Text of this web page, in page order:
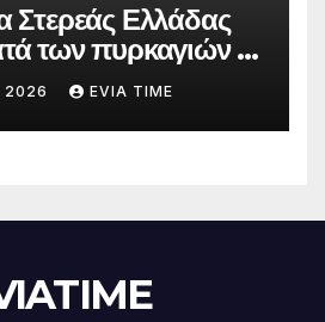
Στερεάς Ελλάδας
των πυρκαγιών –
σε πέντε
ενότητες
EVIA TIME